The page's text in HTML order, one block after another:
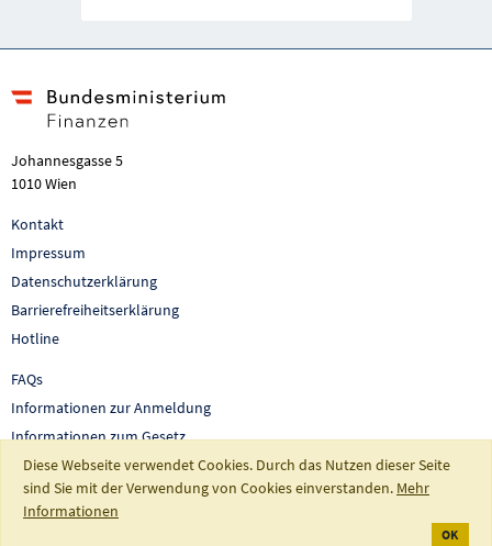
Johannesgasse 5
1010 Wien
Kontakt
Impressum
Datenschutzerklärung
Barrierefreiheitserklärung
Hotline
FAQs
Informationen zur Anmeldung
Informationen zum Gesetz
Auswertungen und Berichte
So fördert Österreich
Diese Webseite verwendet Cookies. Durch das Nutzen dieser Seite
sind Sie mit der Verwendung von Cookies einverstanden. Mehr
Informationen
OK